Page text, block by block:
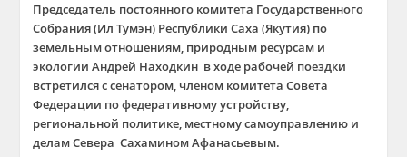
Председатель постоянного комитета Государственного
Собрания (Ил Тумэн) Республики Саха (Якутия) по
земельным отношениям, природным ресурсам и
экологии Андрей Находкин в ходе рабочей поездки
встретился с сенатором, членом комитета Совета
Федерации по федеративному устройству,
региональной политике, местному самоуправлению и
делам Севера Сахамином Афанасьевым.